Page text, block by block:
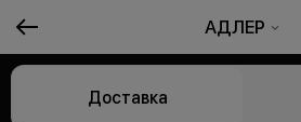
АДЛЕР
Доставка